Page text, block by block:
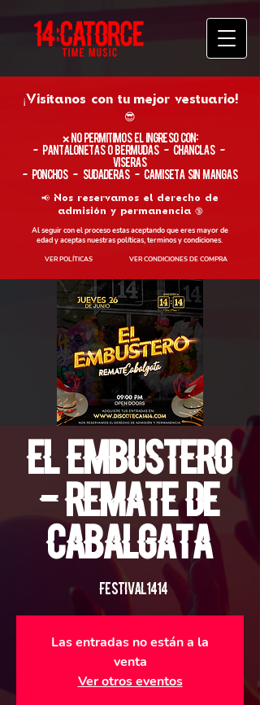
¡Visítanos con tu mejor vestuario!
😎
​❌ No permitimos el ingreso con:
- Pantalonetas o Bermudas - Chanclas -
Viseras
- Ponchos - Sudaderas - Camiseta sin Mangas
📢 Nos reservamos el derecho de
admisión y permanencia 🔞
Al seguir con el proceso estas aceptando que eres mayor de
edad y aceptas nuestras políticas, terminos y condiciones.
VER POLÍTICAS VER CONDICIONES DE COMPRA
El Embustero
- Remate de
Cabalgata
#Festival1414
Las entradas no están a la
venta
Ver otros eventos